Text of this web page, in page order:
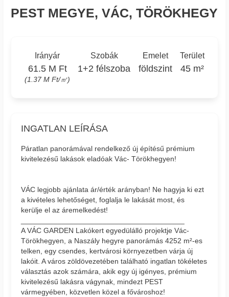
PEST MEGYE, VÁC, TÖRÖKHEGY
Irányár
61.5 M Ft
(1.37 M Ft/㎡)
Szobák
1+2 félszoba
Emelet
földszint
Terület
45 m²
INGATLAN LEÍRÁSA
Páratlan panorámával rendelkező új építésű prémium
kivitelezésű lakások eladóak Vác- Törökhegyen!
VÁC legjobb ajánlata ár/érték arányban! Ne hagyja ki ezt
a kivételes lehetőséget, foglalja le lakását most, és
kerülje el az áremelkedést!
A VÁC GARDEN Lakókert egyedülálló projektje Vác-
Törökhegyen, a Naszály hegyre panorámás 4252 m²-es
telken, egy csendes, kertvárosi környezetben várja új
lakóit. A város zöldövezetében található ingatlan tökéletes
választás azok számára, akik egy új igényes, prémium
kivitelezésű lakásra vágynak, mindezt PEST
vármegyében, közvetlen közel a fővároshoz!